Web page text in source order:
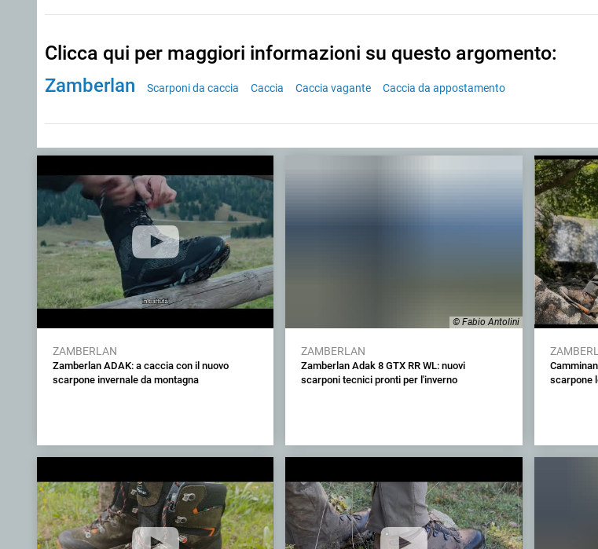
Clicca qui per maggiori informazioni su questo argomento:
Zamberlan Scarponi da caccia Caccia Caccia vagante Caccia da appostamento
ZAMBERLAN
Zamberlan ADAK: a caccia con il nuovo
scarpone invernale da montagna
© Fabio Antolini
ZAMBERLAN
Zamberlan Adak 8 GTX RR WL: nuovi
scarponi tecnici pronti per l'inverno
scarpone